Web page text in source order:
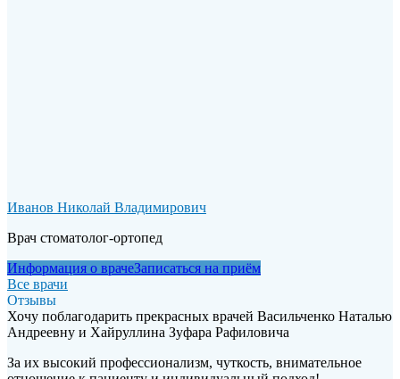
Иванов Николай Владимирович
Врач стоматолог-ортопед
Информация о врачеЗаписаться на приём
Все врачи
Отзывы
Хочу поблагодарить прекрасных врачей Васильченко Наталью
Андреевну и Хайруллина Зуфара Рафиловича
За их высокий профессионализм, чуткость, внимательное